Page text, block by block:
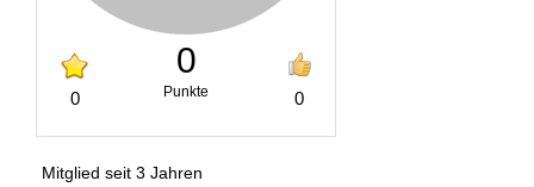
0
0
Punkte 0
Mitglied seit 3 Jahren